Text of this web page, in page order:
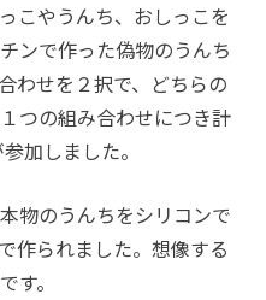
こやうんち、おしっこを
ンで作った偽物のうんち
わせを２択で、どちらの
つの組み合わせにつき計
加しました。
物のうんちをシリコンで
作られました。想像する
す。